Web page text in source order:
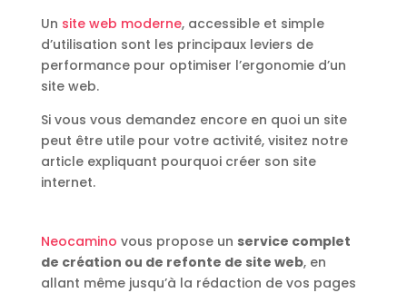
Un site web moderne, accessible et simple
d’utilisation sont les principaux leviers de
performance pour optimiser l’ergonomie d’un
site web.
Si vous vous demandez encore en quoi un site
peut être utile pour votre activité, visitez notre
article expliquant pourquoi créer son site
internet.
Neocamino vous propose un service complet
de création ou de refonte de site web, en
allant même jusqu’à la rédaction de vos pages